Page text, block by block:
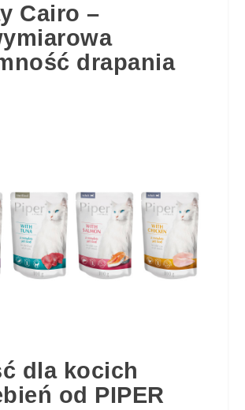
Cairo –
drapania
dla kocich
od PIPER